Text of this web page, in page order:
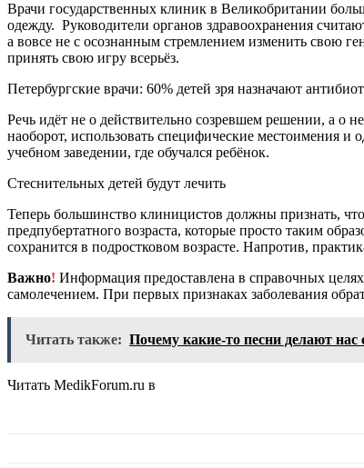
Врачи государственных клиник в Великобритании
одежду. Руководители органов здравоохранения
а вовсе не с осознанным стремлением изменить свою
принять свою игру всерьёз.
Петербургские врачи: 60% детей зря назначают
Речь идёт не о действительно созревшем решении, а о
наоборот, использовать специфические местоимения и
учебном заведении, где обучался ребёнок.
Стеснительных детей будут лечить
Теперь большинство клиницистов должны признать,
предпубертатного возраста, которые просто таким
сохранится в подростковом возрасте. Напротив,
Важно! Информация предоставлена в справочных
самолечением. При первых признаках заболевания
Читать также: Почему какие-то песни делают
Читать MedikForum.ru в